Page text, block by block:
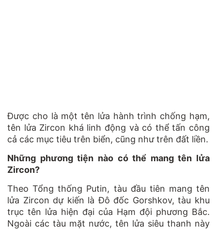
Được cho là một tên lửa hành trình chống hạm,
tên lửa Zircon khá linh động và có thể tấn công
cả các mục tiêu trên biển, cũng như trên đất liền.
Những phương tiện nào có thể mang tên lửa
Zircon?
Theo Tổng thống Putin, tàu đầu tiên mang tên
lửa Zircon dự kiến là Đô đốc Gorshkov, tàu khu
trục tên lửa hiện đại của Hạm đội phương Bắc.
Ngoài các tàu mặt nước, tên lửa siêu thanh này